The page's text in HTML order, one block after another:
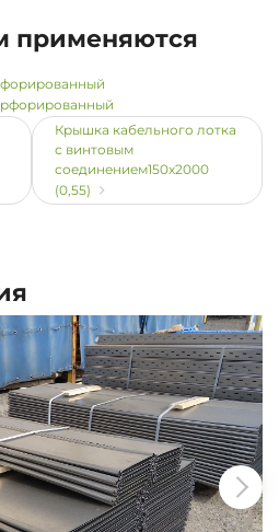
применяются
Крышка кабельного лотка
с винтовым
соединением150х2000
(0,55)